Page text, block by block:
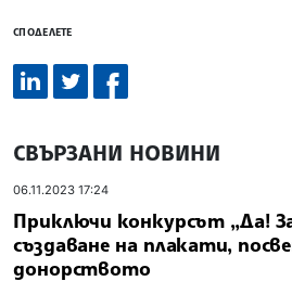
СПОДЕЛЕТЕ
СВЪРЗАНИ НОВИНИ
06.11.2023 17:24
Приключи конкурсът „Да!
създаване на плакати,
донорството